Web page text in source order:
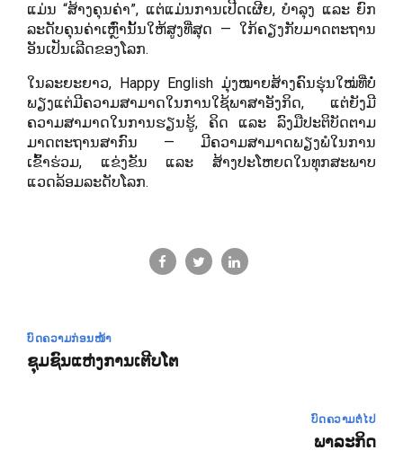
ແມ່ນ “ສ້າງຄຸນຄ່າ”, ແຕ່ແມ່ນການເປີດເຜີຍ, ບຳລຸງ ແລະ ຍົກ
ລະດັບຄຸນຄ່າເຫຼົ່ານັ້ນໃຫ້ສູງທີ່ສຸດ — ໃກ້ຄຽງກັບມາດຕະຖານ
ອັນເປັນເລີດຂອງໂລກ.
ໃນລະຍະຍາວ, Happy English ມຸ່ງໝາຍສ້າງຄົນຮຸ່ນໃໝ່ທີ່ບໍ່
ພຽງແຕ່ມີຄວາມສາມາດໃນການໃຊ້ພາສາອັງກິດ, ແຕ່ຍັງມີ
ຄວາມສາມາດໃນການຮຽນຮູ້, ຄິດ ແລະ ລົງມືປະຕິບັດຕາມ
ມາດຕະຖານສາກົນ — ມີຄວາມສາມາດພຽງພໍໃນການ
ເຂົ້າຮ່ວມ, ແຂ່ງຂັນ ແລະ ສ້າງປະໂຫຍດໃນທຸກສະພາບ
ແວດລ້ອມລະດັບໂລກ.
ບົດຄວາມກ່ອນໜ້າ
ຊຸມຊົນແຫ່ງການເຕີບໂຕ
ບົດຄວາມຕໍ່ໄປ
ພາລະກິດ